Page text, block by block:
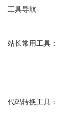
工具导航
站长常用工具：
代码转换工具：